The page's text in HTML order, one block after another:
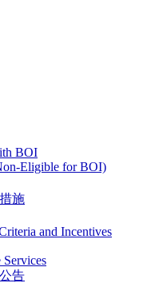
BOI
Eligible for BOI)
施
and Incentives
告